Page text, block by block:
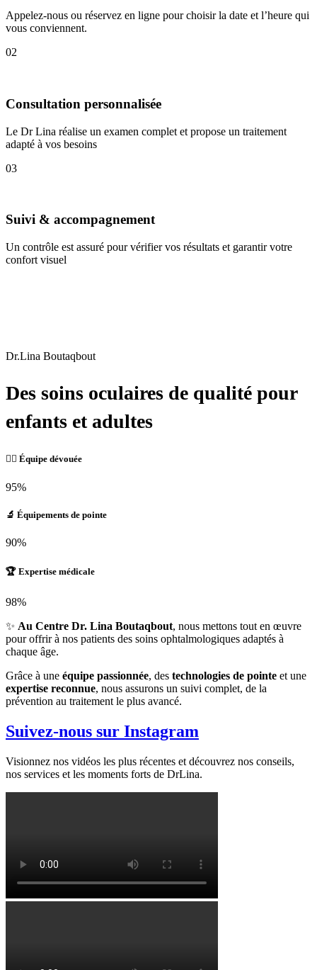
Appelez-nous ou réservez en ligne pour choisir la date et l’heure qui
vous conviennent.
02
Consultation personnalisée
Le Dr Lina réalise un examen complet et propose un traitement
adapté à vos besoins
03
Suivi & accompagnement
Un contrôle est assuré pour vérifier vos résultats et garantir votre
confort visuel
Dr.Lina Boutaqbout
Des soins oculaires de qualité pour
enfants et adultes
👩‍⚕️ Équipe dévouée
95%
🔬 Équipements de pointe
90%
🏆 Expertise médicale
98%
✨ Au Centre Dr. Lina Boutaqbout, nous mettons tout en œuvre
pour offrir à nos patients des soins ophtalmologiques adaptés à
chaque âge.
Grâce à une équipe passionnée, des technologies de pointe et une
expertise reconnue, nous assurons un suivi complet, de la
prévention au traitement le plus avancé.
Suivez-nous sur Instagram
Visionnez nos vidéos les plus récentes et découvrez nos conseils,
nos services et les moments forts de DrLina.